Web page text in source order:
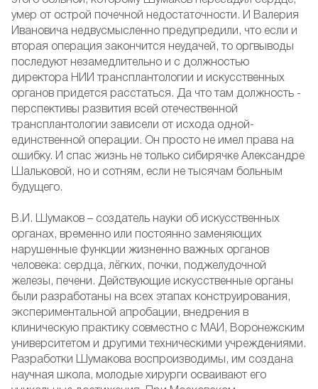
умер от острой почечной недостаточности. И Валерия
Ивановича недвусмысленно предупредили, что если и
вторая операция закончится неудачей, то оргвыводы
последуют незамедлительно и с должностью
директора НИИ трансплантологии и искусственных
органов придется расстаться. Да что там должность -
перспективы развития всей отечественной
трансплантологии зависели от исхода одной-
единственной операции. Он просто не имел права на
ошибку. И спас жизнь не только сибирячке Александре
Шальковой, но и сотням, если не тысячам больным
будущего.
В.И. Шумаков – создатель науки об искусственных
органах, временно или постоянно заменяющих
нарушенные функции жизненно важных органов
человека: сердца, лёгких, почки, поджелудочной
железы, печени. Действующие искусственные органы
были разработаны на всех этапах конструирования,
экспериментальной апробации, внедрения в
клиническую практику совместно с МАИ, Воронежским
университетом и другими техническими учреждениями.
Разработки Шумакова воспроизводимы, им создана
научная школа, молодые хирурги осваивают его